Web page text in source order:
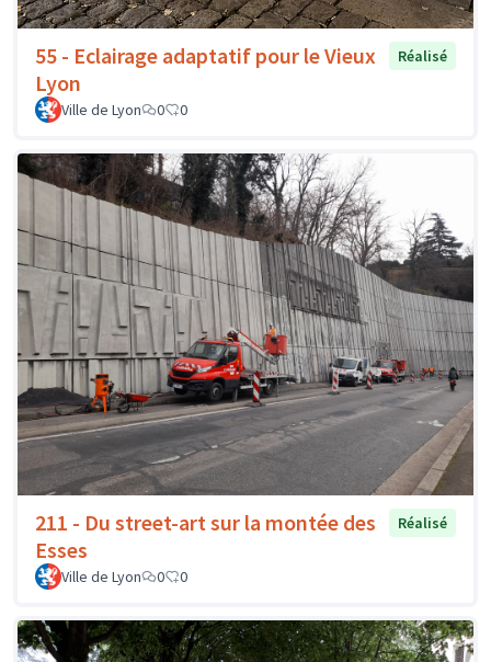
55 - Eclairage adaptatif pour le Vieux
Lyon
Réalisé
Ville de Lyon 0 0
211 - Du street-art sur la montée des
Esses
Réalisé
Ville de Lyon 0 0